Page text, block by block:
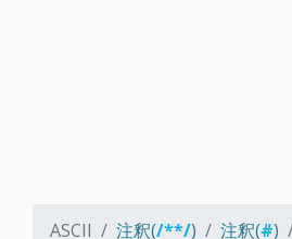
ASCII 注釈(/**/) 注釈(#)